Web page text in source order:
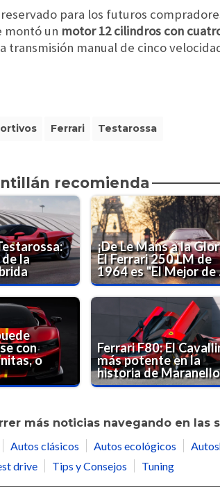
para los futuros
montó un motor 12 cilindros con
transmisión manual de cinco
Ferrari Testarossa
recomienda
la
¡De Le Mans a la
El Ferrari 250 LM de
1964 es "El Mejor de
con
o
Ferrari F80: El
más potente en la
historia de Maranello
más noticias navegando en las
Autos clásicos Autos ecológicos
drive Tips y Consejos Tuning